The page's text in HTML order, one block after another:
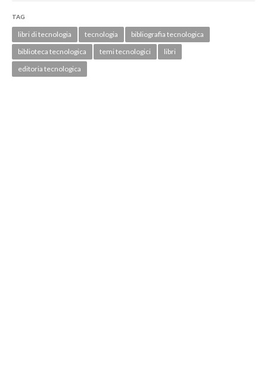
TAG
libri di tecnologia tecnologia
bibliografia tecnologica
biblioteca tecnologica
temi tecnologici
libri
editoria tecnologica